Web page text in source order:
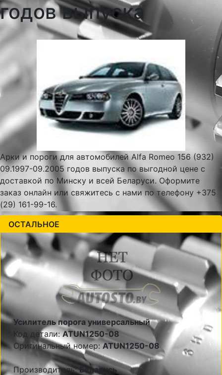
годов выпуска
Арки и пороги для автомобилей Alfa Romeo 156 (932)
09.1997-09.2005 годов выпуска по выгодной цене с
доставкой по Минску и всей Беларуси. Оформите
заказ онлайн или свяжитесь с нами по телефону +375
(29) 161-99-16.
ОСТАЛЬНОЕ
Усилитель порога универсальный
Код детали:ATUN1250-08
Оригинальный номер:ATUN1250-08
Производитель:Беларусь